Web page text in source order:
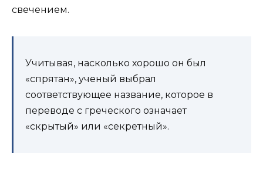
свечением.
Учитывая, насколько хорошо он был
«спрятан», ученый выбрал
соответствующее название, которое в
переводе с греческого означает
«скрытый» или «секретный».